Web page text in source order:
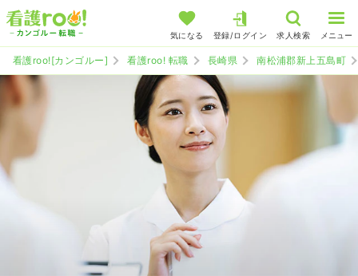
気になる 登録/ログイン 求人検索 メニュー
看護roo![カンゴルー] 看護roo! 転職 長崎県 南松浦郡新上五島町